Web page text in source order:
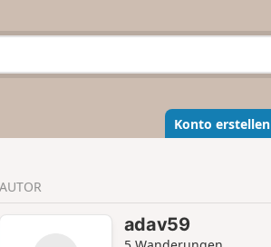
Konto erstellen
AUTOR
adav59